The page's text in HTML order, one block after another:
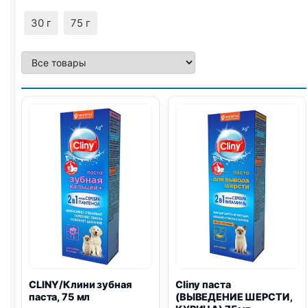
30 г 75 г
CLINY/Клини зубная
паста, 75 мл
Cliny паста
(ВЫВЕДЕНИЕ ШЕРСТИ,